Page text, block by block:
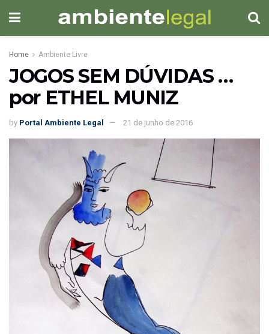
Home Ambiente Livre
JOGOS SEM DÚVIDAS …
por ETHEL MUNIZ
by Portal Ambiente Legal 21 de junho de 2016